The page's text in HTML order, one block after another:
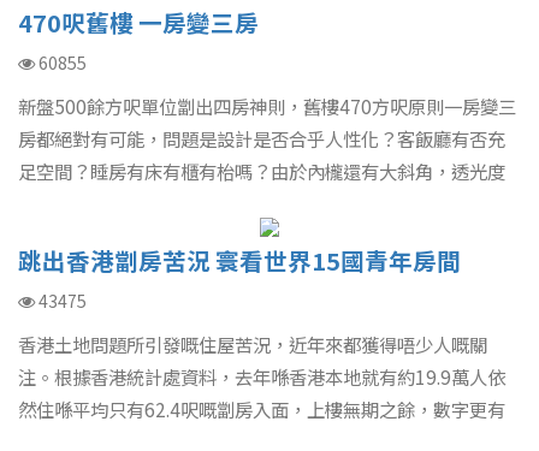
470呎舊樓 一房變三房
60855
新盤500餘方呎單位劏出四房神則，舊樓470方呎原則一房變三
房都絕對有可能，問題是設計是否合乎人性化？客飯廳有否充
足空間？睡房有床有櫃有枱嗎？由於內櫳還有大斜角，透光度
裝修耗時半年，使費60萬元有找。
跳出香港劏房苦況 寰看世界15國青年房間
43475
香港土地問題所引發嘅住屋苦況，近年來都獲得唔少人嘅關
注。根據香港統計處資料，去年喺香港本地就有約19.9萬人依
然住喺平均只有62.4呎嘅劏房入面，上樓無期之餘，數字更有